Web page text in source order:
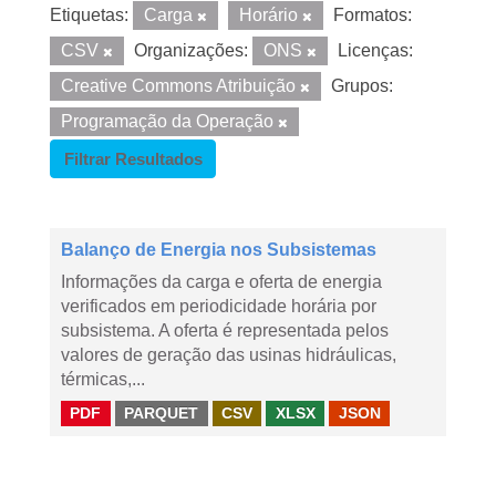
Etiquetas: Carga Horário
Formatos:
CSV
Organizações: ONS
Licenças:
Creative Commons Atribuição
Grupos:
Programação da Operação
Filtrar Resultados
Balanço de Energia nos Subsistemas
Informações da carga e oferta de energia
verificados em periodicidade horária por
subsistema. A oferta é representada pelos
valores de geração das usinas hidráulicas,
térmicas,...
PDF PARQUET CSV XLSX JSON